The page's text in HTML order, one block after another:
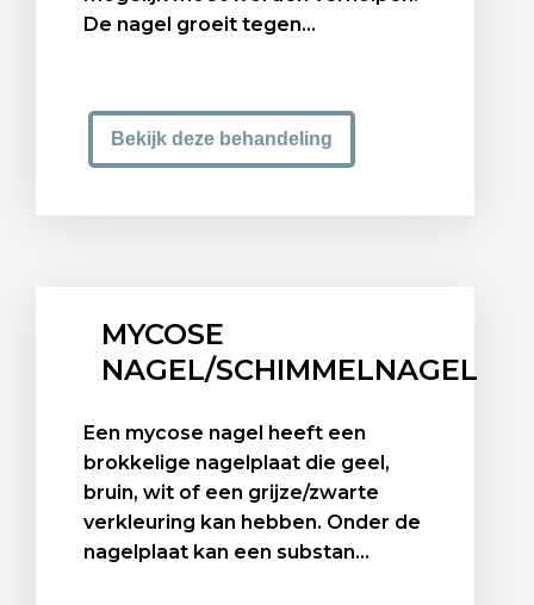
De nagel groeit tegen...
Bekijk deze behandeling
MYCOSE
NAGEL/SCHIMMELNAGEL
Een mycose nagel heeft een
brokkelige nagelplaat die geel,
bruin, wit of een grijze/zwarte
verkleuring kan hebben. Onder de
nagelplaat kan een substan...